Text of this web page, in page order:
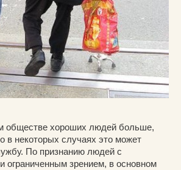
обществе хороших людей больше,
в некоторых случаях это может
По признанию людей с
ограниченным зрением, в основном